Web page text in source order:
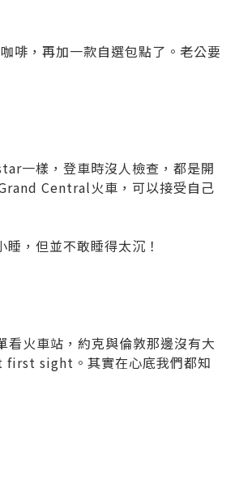
啡，再加一款自選包點了。老公要
一樣，登車時沒人檢查，都是開
Central火車，可以接受自己
，但並不敢睡得太沉！
火車站，約克與倫敦那邊沒有大
first sight。其實在心底我們都知